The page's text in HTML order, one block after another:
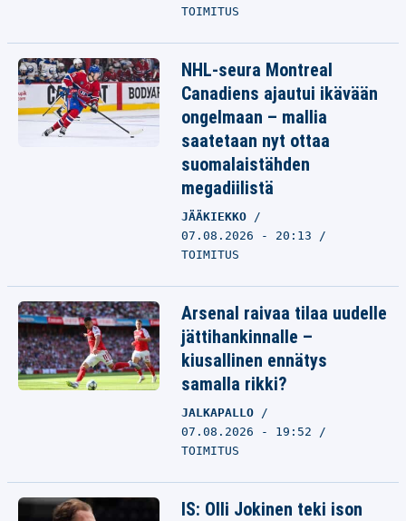
TOIMITUS
NHL-seura Montreal
Canadiens ajautui ikävään
ongelmaan – mallia
saatetaan nyt ottaa
suomalaistähden
megadiilistä
JÄÄKIEKKO
07.08.2026 - 20:13
TOIMITUS
Arsenal raivaa tilaa uudelle
jättihankinnalle –
kiusallinen ennätys
samalla rikki?
JALKAPALLO
07.08.2026 - 19:52
TOIMITUS
IS: Olli Jokinen teki ison